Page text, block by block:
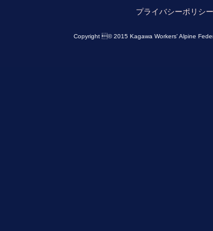
プライバシーポリシー
Copyright © 2015 Kagawa Workers' Alpine